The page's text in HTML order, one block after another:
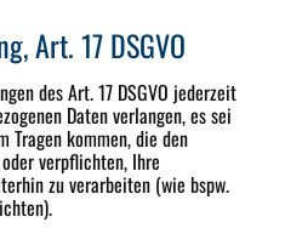
Art. 17 DSGVO
des Art. 17 DSGVO jederzeit
Daten verlangen, es sei
Tragen kommen, die den
verpflichten, Ihre
zu verarbeiten (wie bspw.